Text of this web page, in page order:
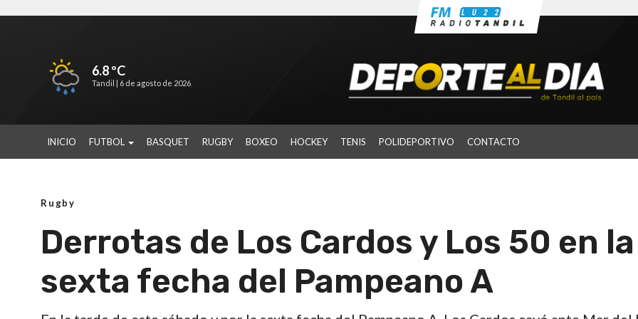
6.8 ºC
Tandil | 6 de agosto de 2026
INICIO FUTBOL BASQUET RUGBY BOXEO HOCKEY TENIS POLIDEPORTIVO CONTACTO
Rugby
Derrotas de Los Cardos y Los 50 en la
sexta fecha del Pampeano A